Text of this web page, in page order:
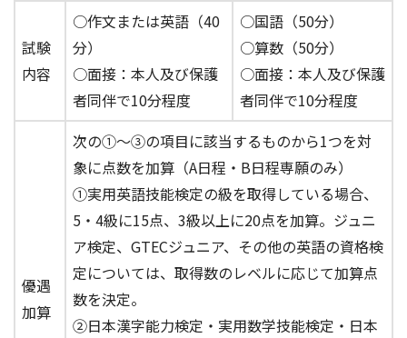
試験
内容
○作文または英語（40
分）
○面接：本人及び保護
者同伴で10分程度
○国語（50分）
○算数（50分）
○面接：本人及び保護
者同伴で10分程度
優遇
加算
次の①〜③の項目に該当するものから1つを対
象に点数を加算（A日程・B日程専願のみ）
①実用英語技能検定の級を取得している場合、
5・4級に15点、3級以上に20点を加算。ジュニ
ア検定、GTECジュニア、その他の英語の資格検
定については、取得数のレベルに応じて加算点
数を決定。
②日本漢字能力検定・実用数学技能検定・日本